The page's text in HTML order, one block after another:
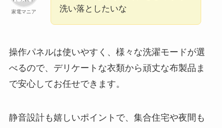
家電マニア
洗い落としたいな
操作パネルは使いやすく、様々な洗濯モードが選
べるので、デリケートな衣類から頑丈な布製品ま
で安心してお任せできます。
静音設計も嬉しいポイントで、集合住宅や夜間も